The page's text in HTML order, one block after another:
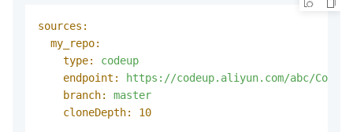
sources:
my_repo:
type:
codeup
endpoint:
https://codeup.aliyun.com/abc/
branch:
master
cloneDepth:
10